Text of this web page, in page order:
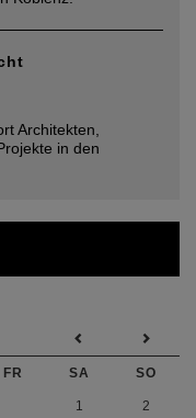
Architekten,
in den
FR SA SO
1 2